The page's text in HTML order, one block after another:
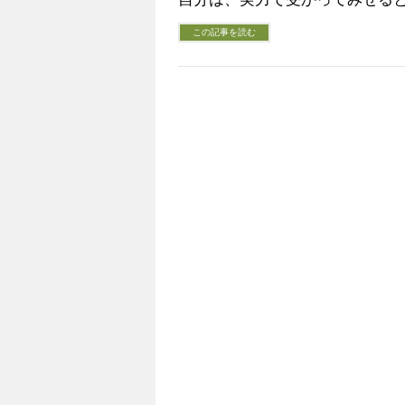
この記事を読む